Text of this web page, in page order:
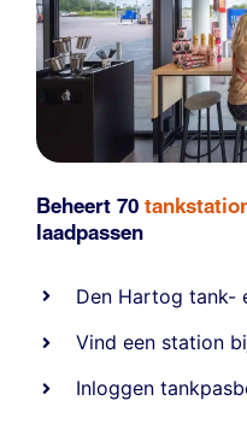
Beheert 70
laadpassen
Den Hartog tank-
Vind een station
Inloggen